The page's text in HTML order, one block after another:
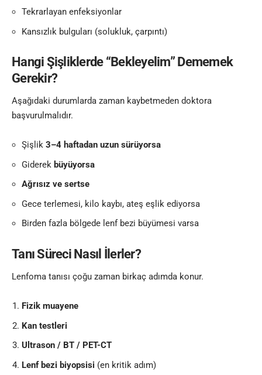
Tekrarlayan enfeksiyonlar
Kansızlık bulguları (solukluk, çarpıntı)
Hangi Şişliklerde “Bekleyelim” Dememek
Gerekir?
Aşağıdaki durumlarda zaman kaybetmeden doktora
başvurulmalıdır.
Şişlik 3–4 haftadan uzun sürüyorsa
Giderek büyüyorsa
Ağrısız ve sertse
Gece terlemesi, kilo kaybı, ateş eşlik ediyorsa
Birden fazla bölgede lenf bezi büyümesi varsa
Tanı Süreci Nasıl İlerler?
Lenfoma tanısı çoğu zaman birkaç adımda konur.
Fizik muayene
Kan testleri
Ultrason / BT / PET-CT
Lenf bezi biyopsisi (en kritik adım)